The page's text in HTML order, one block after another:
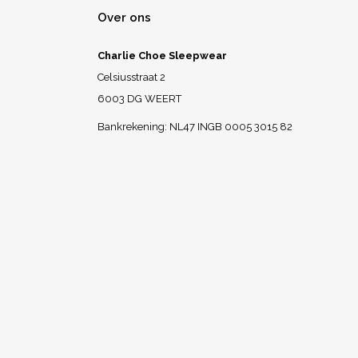
Over ons
Charlie Choe Sleepwear
Celsiusstraat 2
6003 DG WEERT
Bankrekening: NL47 INGB 0005 3015 82